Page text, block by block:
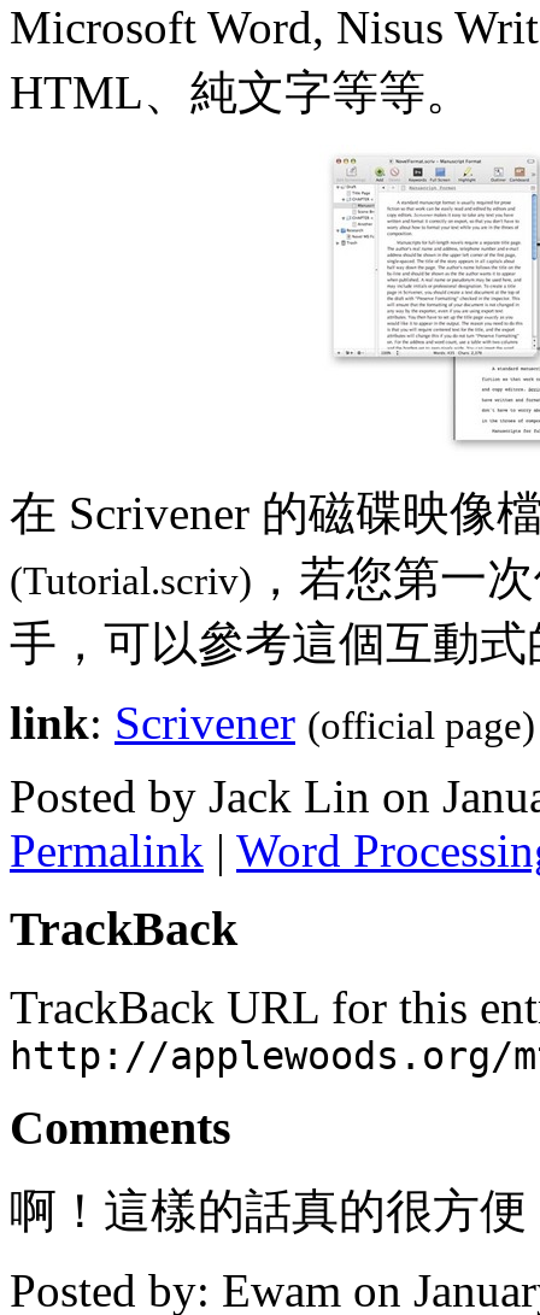
Microsoft Word, Nisus
HTML、純文字等等。
在 Scrivener 的磁碟映像
(Tutorial.scriv) ，若您第一
手，可以參考這個互動
link: Scrivener (official page)
Posted by Jack Lin on
Permalink | Word
TrackBack
TrackBack URL for this
http://applewoods.org/
Comments
啊！這樣的話真的很方便
Posted by: Ewam on